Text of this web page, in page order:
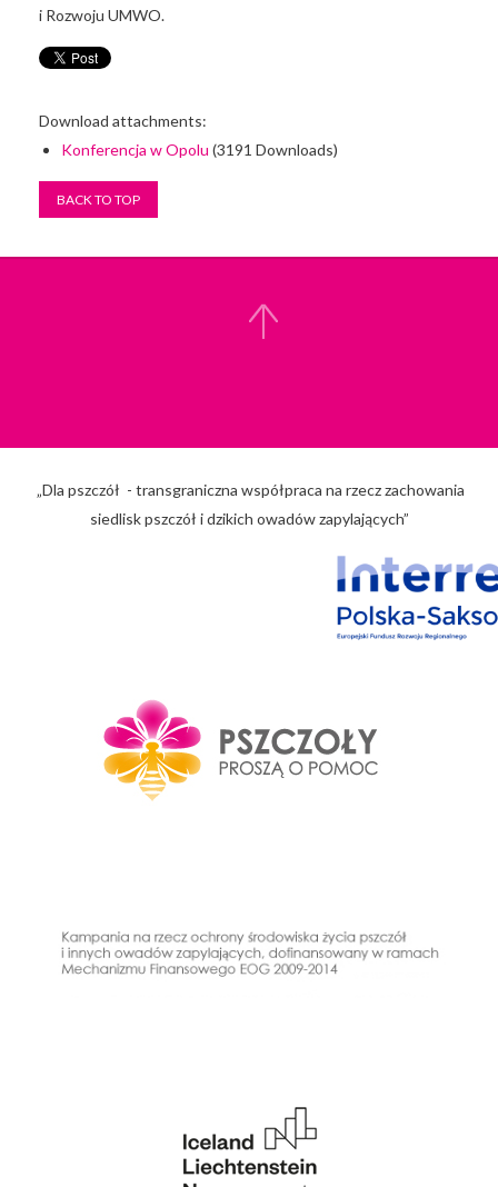
i Rozwoju UMWO.
Download attachments:
Konferencja w Opolu (3191 Downloads)
BACK TO TOP
„Dla pszczół - transgraniczna współpraca na rzecz zachowania
siedlisk pszczół i dzikich owadów zapylających”